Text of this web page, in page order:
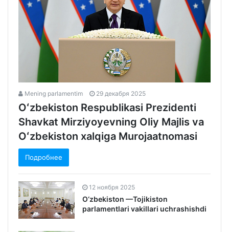
Mening parlamentim 29 декабря 2025
Oʻzbekiston Respublikasi Prezidenti
Shavkat Mirziyoyevning Oliy Majlis va
Oʻzbekiston xalqiga Murojaatnomasi
Подробнее
12 ноября 2025
O‘zbekiston —Tojikiston
parlamentlari vakillari uchrashishdi